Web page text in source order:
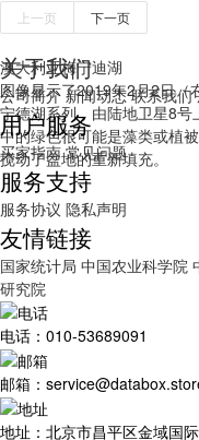
澳大利亚梅宁迪湖
图像显示了2019年2月2日（
宁德湖系列，由陆地卫星8
中的绿色很可能是藻类或植
搅动了盆地的重新填充。
上一页 下一页
关于我们
公司简介 新闻动态 联系我们
用户服务
买家指南 常见问题
服务支持
服务协议 隐私声明
友情链接
国家统计局 中国农业科学院
研究院
电话：010-53689091
邮箱：
地址：北京市昌平区金域国